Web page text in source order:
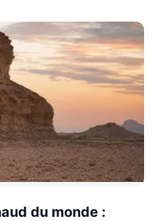
du monde :